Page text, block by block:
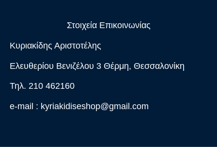
Στοιχεία Επικοινωνίας
Κυριακίδης Αριστοτέλης
Ελευθερίου Βενιζέλου 3 Θέρμη, Θεσσαλονίκη
Τηλ. 210 462160
e-mail : kyriakidiseshop@gmail.com